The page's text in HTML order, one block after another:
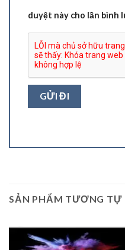
duyệt này cho lần bình
SẢN PHẨM TƯƠNG TỰ